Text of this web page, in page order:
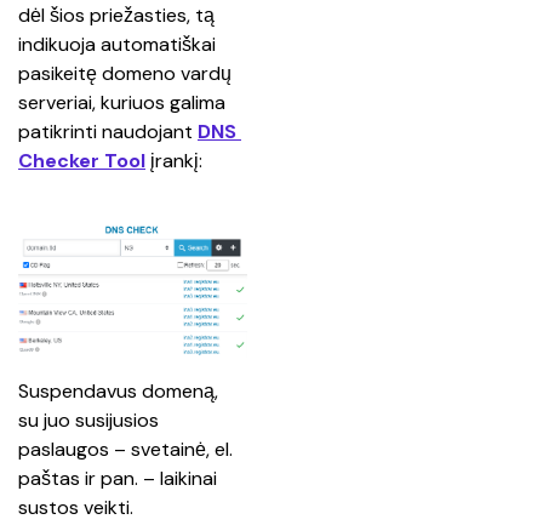
dėl šios priežasties, tą
indikuoja automatiškai
pasikeitę domeno vardų
serveriai, kuriuos galima
patikrinti naudojant DNS
Checker Tool įrankį:
Suspendavus domeną,
su juo susijusios
paslaugos – svetainė, el.
paštas ir pan. – laikinai
sustos veikti.